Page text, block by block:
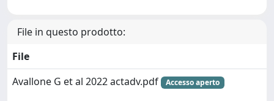
File in questo prodotto:
File
Avallone G et al 2022 actadv.pdf
Accesso aperto